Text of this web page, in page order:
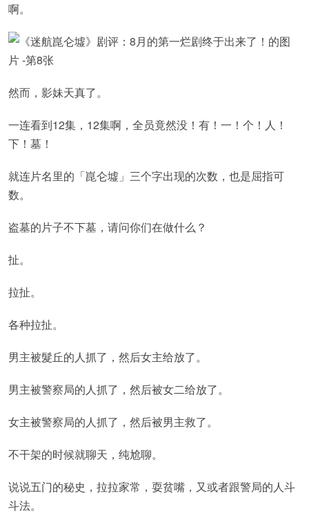
啊。
然而，影妹天真了。
一连看到12集，12集啊，全员竟然没！有！一！个！人！
下！墓！
就连片名里的「崑仑墟」三个字出现的次数，也是屈指可
数。
盗墓的片子不下墓，请问你们在做什么？
扯。
拉扯。
各种拉扯。
男主被髮丘的人抓了，然后女主给放了。
男主被警察局的人抓了，然后被女二给放了。
女主被警察局的人抓了，然后被男主救了。
不干架的时候就聊天，纯尬聊。
说说五门的秘史，拉拉家常，耍贫嘴，又或者跟警局的人斗
斗法。